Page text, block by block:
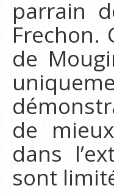
parrain
Frechon.
de
de
dans
sont